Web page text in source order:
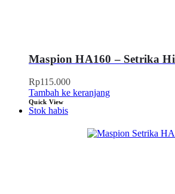
Maspion HA160 – Setrika
Rp115.000
Tambah ke keranjang
Quick View
Stok habis